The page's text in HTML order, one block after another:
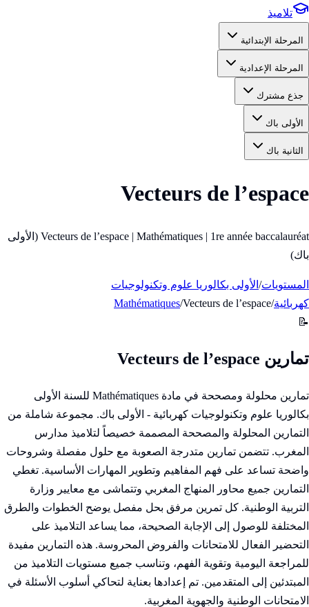
تلاميذ
المرحلة الإبتدائية
المرحلة الإعدادية
جذع مشترك
الأولى باك
الثانية باك
Vecteurs de l’espace
Vecteurs de l’espace | Mathématiques | 1re année baccalauréat (الأولى
باك)
المستويات/ الأولى بكالوريا علوم وتكنولوجيات
كهربائية/
Mathématiques/Vecteurs de l’espace
📝
تمارين Vecteurs de l’espace
تمارين محلولة ومصححة في مادة Mathématiques للسنة الأولى
بكالوريا علوم وتكنولوجيات كهربائية - الأولى باك. مجموعة شاملة من
التمارين المحلولة والمصححة المصممة خصيصاً لتلاميذ مدارس
المغرب. تتضمن تمارين متدرجة الصعوبة مع حلول مفصلة وشروحات
واضحة تساعد على فهم المفاهيم وتطوير المهارات الأساسية. تغطي
التمارين جميع محاور المنهاج المغربي وتتماشى مع معايير وزارة
التربية الوطنية. كل تمرين مرفق بحل مفصل يوضح الخطوات والطرق
المختلفة للوصول إلى الإجابة الصحيحة، مما يساعد التلاميذ على
التحضير الفعال للامتحانات والفروض المحروسة. هذه التمارين مفيدة
للمراجعة اليومية وتقوية الفهم، وتناسب جميع مستويات التلاميذ من
المبتدئين إلى المتقدمين. تم إعدادها بعناية لتحاكي أسلوب الأسئلة في
الامتحانات الوطنية والجهوية المغربية.